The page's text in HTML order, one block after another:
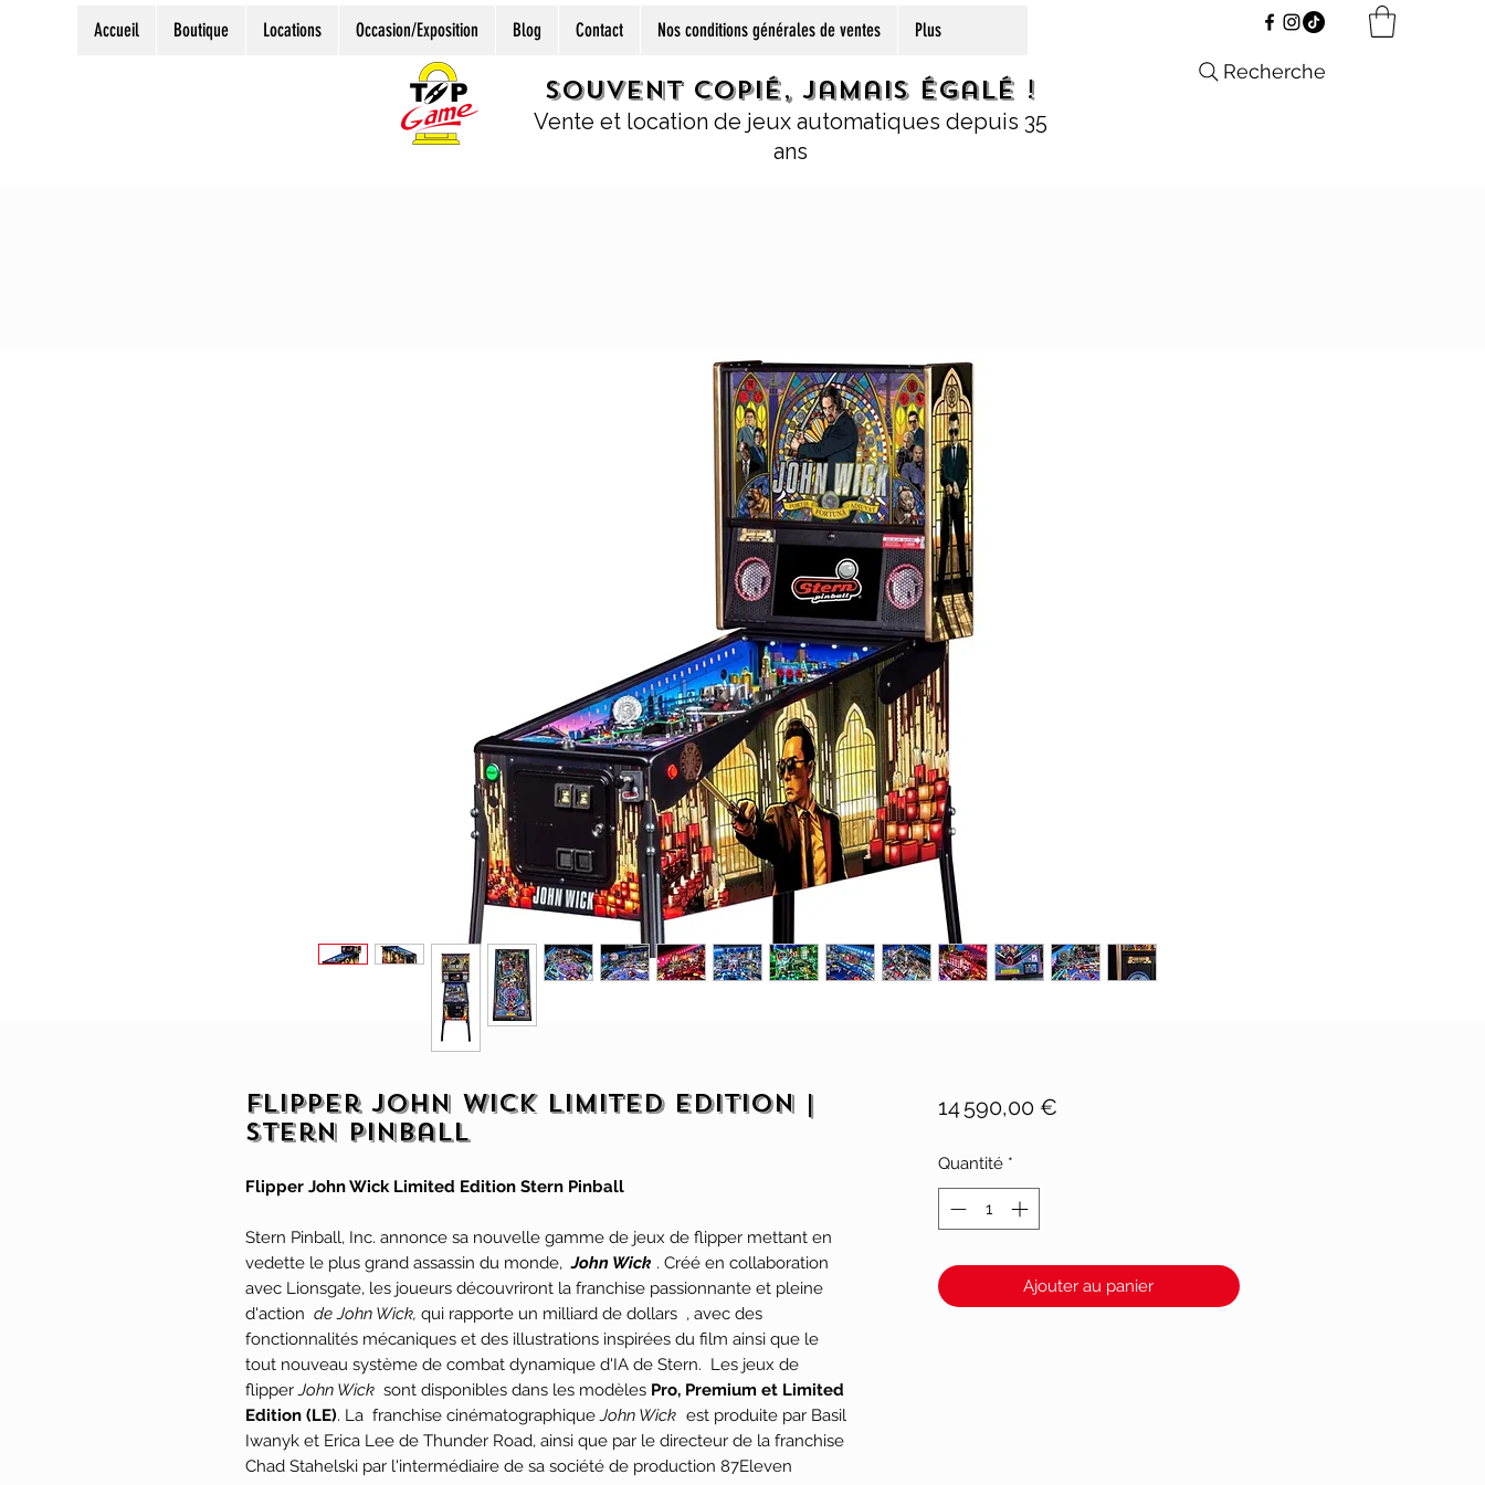
Accueil Boutique Locations Occasion/Exposition Blog Contact Nos conditions générales de ventes Plus
Souvent copié, jamais égalé !
Vente et location de jeux automatiques depuis 35
ans
Recherche
Flipper John Wick Limited Edition |
Stern Pinball
Flipper John Wick Limited Edition Stern Pinball
Stern Pinball, Inc. annonce sa nouvelle gamme de jeux de flipper mettant en
vedette le plus grand assassin du monde,John Wick . Créé en collaboration
avec Lionsgate, les joueurs découvriront la franchise passionnante et pleine
d'action de John Wick, qui rapporte un milliard de dollars , avec des
fonctionnalités mécaniques et des illustrations inspirées du film ainsi que le
tout nouveau système de combat dynamique d'IA de Stern. Les jeux de
flipper John Wick sont disponibles dans les modèles Pro, Premium et Limited
Edition (LE). La franchise cinématographique John Wick est produite par Basil
Iwanyk et Erica Lee de Thunder Road, ainsi que par le directeur de la franchise
Chad Stahelski par l'intermédiaire de sa société de production 87Eleven
14 590,00 €Prix
Quantité *
Ajouter au panier